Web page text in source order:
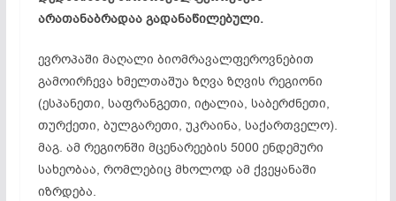
არათანაბრადაა გადანაწილებული.
ევროპაში მაღალი ბიომრავალფეროვნებით
გამოირჩევა ხმელთაშუა ზღვა ზღვის რეგიონი
(ესპანეთი, საფრანგეთი, იტალია, საბერძნეთი,
თურქეთი, ბულგარეთი, უკრაინა, საქართველო).
მაგ. ამ რეგიონში მცენარეების 5000 ენდემური
სახეობაა, რომლებიც მხოლოდ ამ ქვეყანაში
იზრდება.